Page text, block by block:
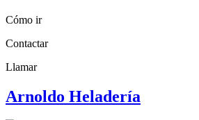
Cómo ir
Contactar
Llamar
Arnoldo Heladería